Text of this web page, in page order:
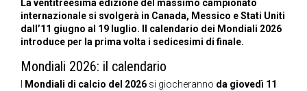
La ventitreesima edizione del massimo campionato
internazionale si svolgerà in Canada, Messico e Stati Uniti
dall’11 giugno al 19 luglio. Il calendario dei Mondiali 2026
introduce per la prima volta i sedicesimi di finale.
Mondiali 2026: il calendario
Mondiali di calcio del 2026 si giocheranno da giovedì 11